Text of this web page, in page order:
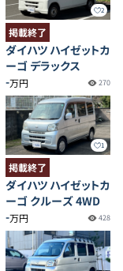
2
掲載終了
ダイハツ ハイゼットカ
ーゴ デラックス
-万円 270
1
掲載終了
ダイハツ ハイゼットカ
ーゴ クルーズ 4WD
-万円 428